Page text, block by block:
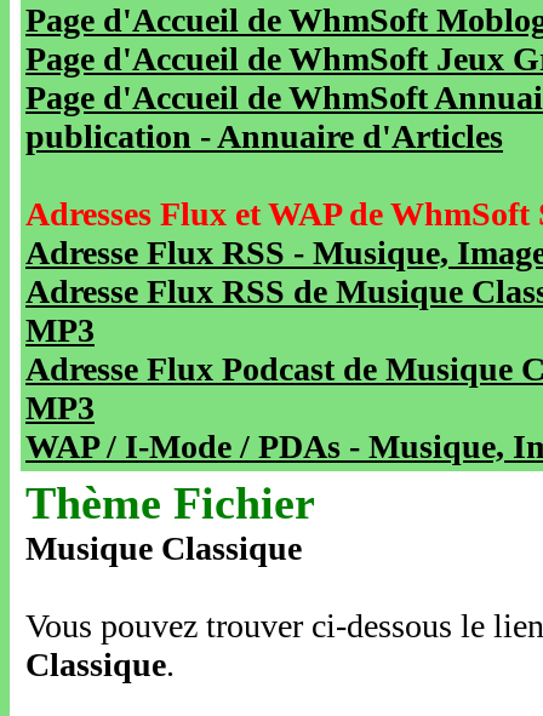
Page d'Accueil de WhmSoft
Page d'Accueil de WhmSoft Jeux
Page d'Accueil de WhmSoft
publication - Annuaire d'Articles
Adresses Flux et WAP de WhmSoft
Adresse Flux RSS - Musique,
Adresse Flux RSS de Musique
MP3
Adresse Flux Podcast de Musique
MP3
WAP / I-Mode / PDAs - Musique,
Thème Fichier
Musique Classique
Vous pouvez trouver ci-dessous le
Classique.